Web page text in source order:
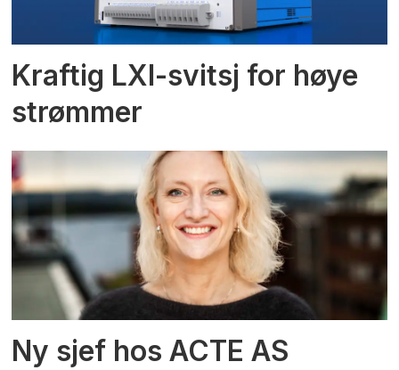
Kraftig LXI-svitsj for høye
strømmer
Ny sjef hos ACTE AS